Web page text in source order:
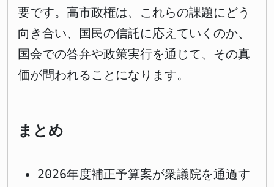
要です。高市政権は、これらの課題にどう
向き合い、国民の信託に応えていくのか、
国会での答弁や政策実行を通じて、その真
価が問われることになります。
まとめ
2026年度補正予算案が衆議院を通過す